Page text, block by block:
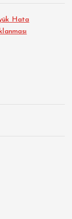
Hata